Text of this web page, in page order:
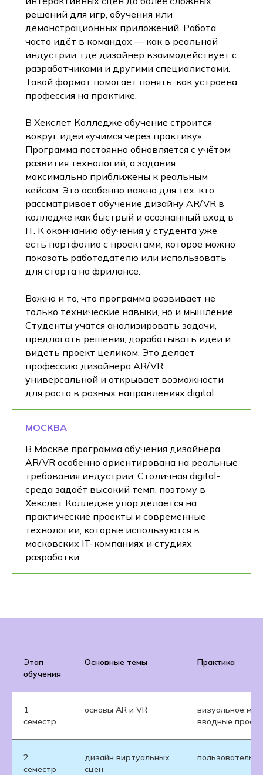
решений для игр, обучения или
демонстрационных приложений. Работа
часто идёт в командах — как в реальной
индустрии, где дизайнер взаимодействует с
разработчиками и другими специалистами.
Такой формат помогает понять, как устроена
профессия на практике.
В Хекслет Колледже обучение строится
вокруг идеи «учимся через практику».
Программа постоянно обновляется с учётом
развития технологий, а задания
максимально приближены к реальным
кейсам. Это особенно важно для тех, кто
рассматривает обучение дизайну AR/VR в
колледже как быстрый и осознанный вход в
IT. К окончанию обучения у студента уже
есть портфолио с проектами, которое можно
показать работодателю или использовать
для старта на фрилансе.
Важно и то, что программа развивает не
только технические навыки, но и мышление.
Студенты учатся анализировать задачи,
предлагать решения, дорабатывать идеи и
видеть проект целиком. Это делает
профессию дизайнера AR/VR
универсальной и открывает возможности
для роста в разных направлениях digital.
МОСКВА
В Москве программа обучения дизайнера
AR/VR особенно ориентирована на реальные
требования индустрии. Столичная digital-
среда задаёт высокий темп, поэтому в
Хекслет Колледже упор делается на
практические проекты и современные
технологии, которые используются в
московских IT-компаниях и студиях
разработки.
Этап
обучения
Основные темы Практика
1
семестр
основы AR и VR
визуальное
вводные
2
семестр
дизайн виртуальных
сцен